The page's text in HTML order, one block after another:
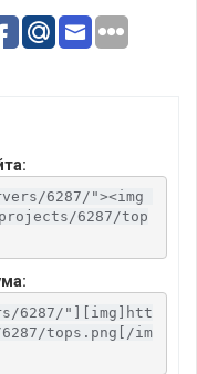
6287/"><img
6287/top
6287/"][img]htt
tops.png[/im